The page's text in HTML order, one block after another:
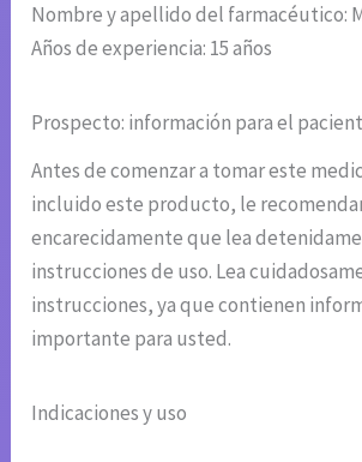
Nombre y apellido del farmacéutico:
Años de experiencia: 15 años
Prospecto: información para el
Antes de comenzar a tomar este
incluido este producto, le
encarecidamente que lea
instrucciones de uso. Lea
instrucciones, ya que contienen
importante para usted.
Indicaciones y uso